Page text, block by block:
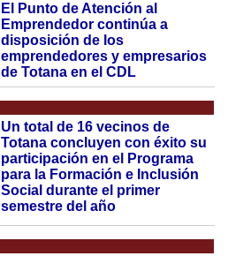
El Punto de Atención al
Emprendedor continúa a
disposición de los
emprendedores y empresarios
de Totana en el CDL
Un total de 16 vecinos de
Totana concluyen con éxito su
participación en el Programa
para la Formación e Inclusión
Social durante el primer
semestre del año